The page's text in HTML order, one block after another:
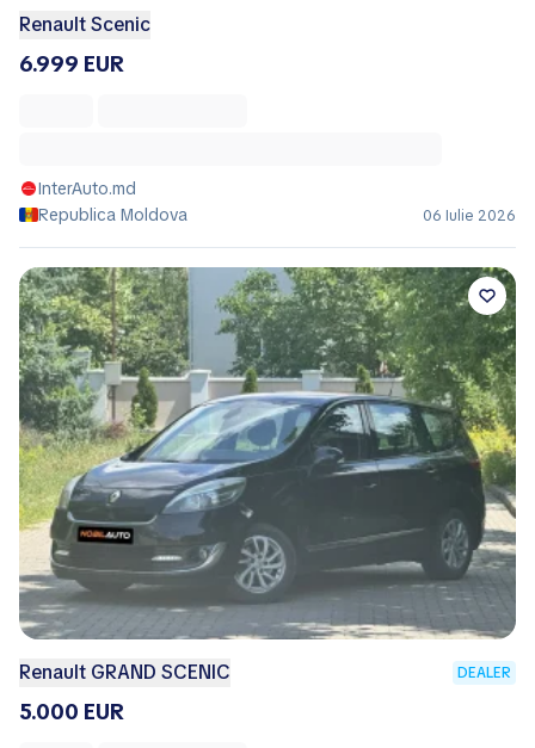
Renault Scenic
6.999 EUR
InterAuto.md
Republica Moldova
06 Iulie 2026
Renault GRAND SCENIC DEALER
5.000 EUR